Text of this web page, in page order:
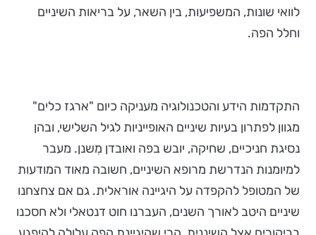
לוואי שונות, המשפיעות, בין השאר, על בריאות השיניים
וחלל הפה.
התקדמות הידע והטכנולוגיה מעניקה כיום "ארגז כלים"
מגוון לפתרון בעיות שיניים האופייניות לגיל השלישי, ובהן
נסיגת חניכיים, שחיקה, יובש בפה ואובדן מִשנן. מעבר
למיומנות הנדרשת מרופא השיניים, חשובה מאוד המודעות
של המטופל להקפדה על היגיינה אוראלית. גם אם צחצחנו
שיניים היטב לאורך השנים, העברנו חוט דנטאלי ולא חסכנו